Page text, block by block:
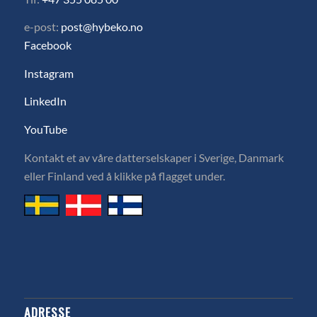
e-post: post@hybeko.no
Facebook
Instagram
LinkedIn
YouTube
Kontakt et av våre datterselskaper i Sverige, Danmark
eller Finland ved å klikke på flagget under.
ADRESSE